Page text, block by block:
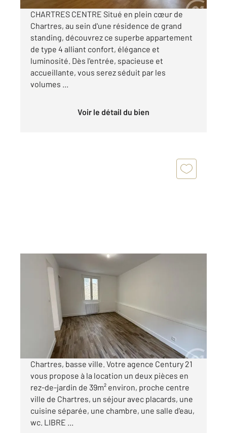
CHARTRES CENTRE Situé en plein cœur de
Chartres, au sein d'une résidence de grand
standing, découvrez ce superbe appartement
de type 4 alliant confort, élégance et
luminosité. Dès l'entrée, spacieuse et
accueillante, vous serez séduit par les
volumes ...
Voir le détail du bien
CHARTRES 28
35,93 m 2
, 2 pièces
Ref : 28451
Appartement F2 à louer
535 €
par mois charges comprises
Chartres, basse ville. Votre agence Century 21
vous propose à la location un deux pièces en
rez-de-jardin de 39m² environ, proche centre
ville de Chartres, un séjour avec placards, une
cuisine séparée, une chambre, une salle d'eau,
wc. LIBRE ...